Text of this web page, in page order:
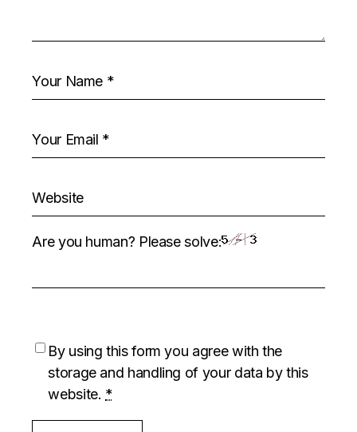
Are you human? Please solve:
By using this form you agree with the
storage and handling of your data by this
website. *